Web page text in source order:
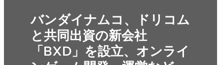
バンダイナムコ、ドリコム
と共同出資の新会社
「BXD」を設立、オンライ